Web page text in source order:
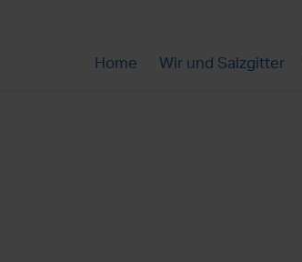
Home Wir und Salzgitter